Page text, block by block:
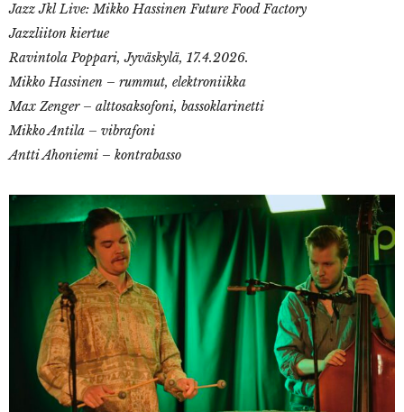
Jazz Jkl Live: Mikko Hassinen Future Food Factory
Jazzliiton kiertue
Ravintola Poppari, Jyväskylä, 17.4.2026.
Mikko Hassinen – rummut, elektroniikka
Max Zenger – alttosaksofoni, bassoklarinetti
Mikko Antila – vibrafoni
Antti Ahoniemi – kontrabasso